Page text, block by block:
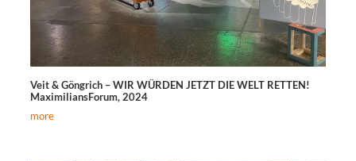
Veit & Göngrich – WIR WÜRDEN JETZT DIE WELT RETTEN!
MaximiliansForum, 2024
more